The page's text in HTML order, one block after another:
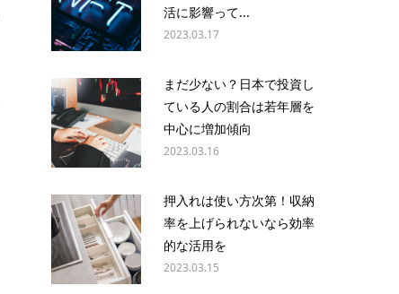
活に影響って...
2023.03.17
まだ少ない？日本で投資し
ている人の割合は若年層を
中心に増加傾向
2023.03.16
押入れは使い方次第！収納
率を上げられないなら効率
的な活用を
2023.03.15